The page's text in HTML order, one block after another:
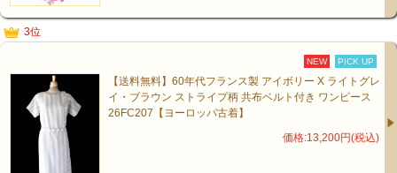
3位
NEW PICK UP
【送料無料】60年代フランス製 アイボリー X ライトグレ
イ・ブラウン ストライプ柄 共布ベルト付き ワンピース
26FC207【ヨーロッパ古着】
価格:13,200円(税込)